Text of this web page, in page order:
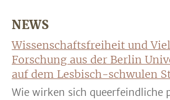
NEWS
Wissenschaftsfreiheit und
Forschung aus der Berlin
auf dem Lesbisch-schwulen
Wie wirken sich queerfeindliche